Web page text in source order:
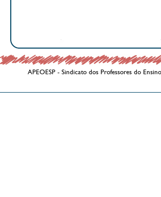
APEOESP - Sindicato dos Professores do